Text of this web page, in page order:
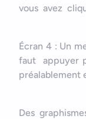
vous avez
Écran 4 : Un
faut appuyer
préalablement
Des